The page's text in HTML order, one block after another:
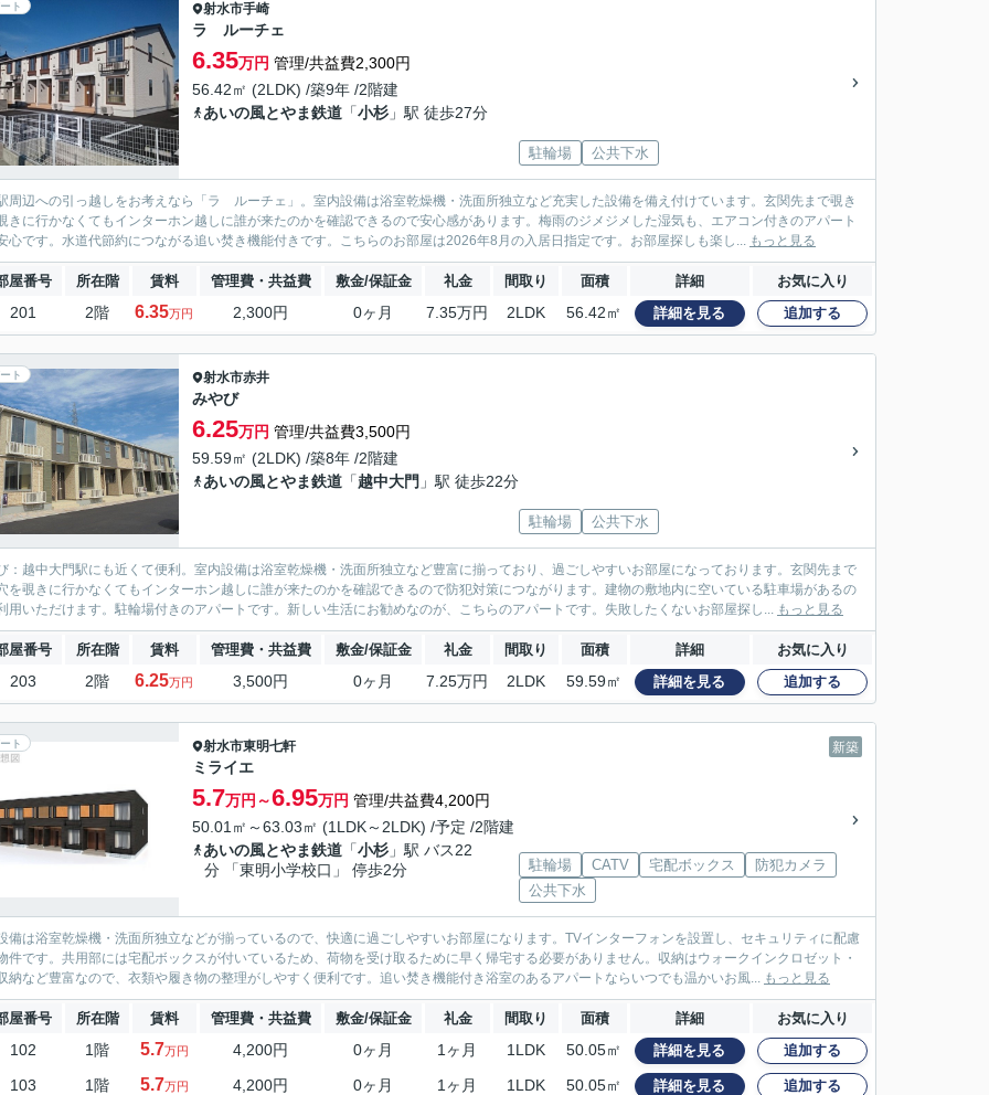
ト 射水市手崎
ラ ルーチェ
6.35万円 管理/共益費2,300円
56.42㎡ (2LDK) /築9年 /2階建
あいの風とやま鉄道 「小杉 」駅 徒歩27分
駐輪場 公共下水
周辺への引っ越しをお考えなら「ラ ルーチェ」。室内設備は浴室乾燥機・洗面所独立など充実した設備を備え付けています。玄関先まで覗き
きに行かなくてもインターホン越しに誰が来たのかを確認できるので安心感があります。梅雨のジメジメした湿気も、エアコン付きのアパート
心です。水道代節約につながる追い焚き機能付きです。こちらのお部屋は2026年8月の入居日指定です。お部屋探しも楽し... もっと見る
屋番号 所在階 賃料 管理費・共益費 敷金/保証金 礼金 間取り 面積 詳細 お気に入り
201 2階 6.35万円 2,300円 0ヶ月 7.35万円 2LDK 56.42㎡ 詳細を見る 追加する
ト 射水市赤井
みやび
6.25万円 管理/共益費3,500円
59.59㎡ (2LDK) /築8年 /2階建
あいの風とやま鉄道 「越中大門 」駅 徒歩22分
駐輪場 公共下水
：越中大門駅にも近くて便利。室内設備は浴室乾燥機・洗面所独立など豊富に揃っており、過ごしやすいお部屋になっております。玄関先まで
を覗きに行かなくてもインターホン越しに誰が来たのかを確認できるので防犯対策につながります。建物の敷地内に空いている駐車場があるの
用いただけます。駐輪場付きのアパートです。新しい生活にお勧めなのが、こちらのアパートです。失敗したくないお部屋探し... もっと見る
屋番号 所在階 賃料 管理費・共益費 敷金/保証金 礼金 間取り 面積 詳細 お気に入り
203 2階 6.25万円 3,500円 0ヶ月 7.25万円 2LDK 59.59㎡ 詳細を見る 追加する
ト 新築
射水市東明七軒
ミライエ
5.7万円～6.95万円 管理/共益費4,200円
50.01㎡～63.03㎡ (1LDK～2LDK) /予定 /2階建
あいの風とやま鉄道 「小杉 」駅 バス22
分 「東明小学校口」 停歩2分
駐輪場 CATV 宅配ボックス
防犯カメラ
公共下水
備は浴室乾燥機・洗面所独立などが揃っているので、快適に過ごしやすいお部屋になります。TVインターフォンを設置し、セキュリティに配慮
件です。共用部には宅配ボックスが付いているため、荷物を受け取るために早く帰宅する必要がありません。収納はウォークインクロゼット・
納など豊富なので、衣類や履き物の整理がしやすく便利です。追い焚き機能付き浴室のあるアパートならいつでも温かいお風... もっと見る
屋番号 所在階 賃料 管理費・共益費 敷金/保証金 礼金 間取り 面積 詳細 お気に入り
102 1階 5.7万円 4,200円 0ヶ月 1ヶ月 1LDK 50.05㎡ 詳細を見る 追加する
103 1階 5.7万円 4,200円 0ヶ月 1ヶ月 1LDK 50.05㎡ 詳細を見る 追加する